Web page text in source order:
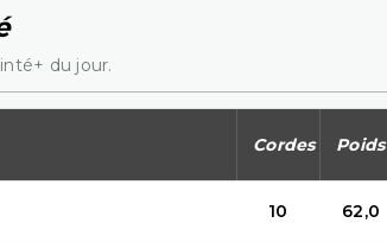
du jour.
Cordes Poids
10 62,0